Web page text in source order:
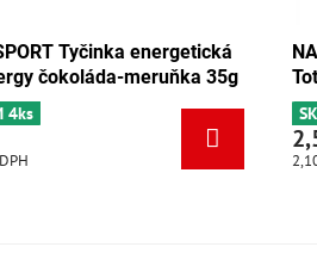
NAMEDSPORT Tyčinka energetická
Total Energy mix Karibik 35g
SKLADEM 6+
2,10 €